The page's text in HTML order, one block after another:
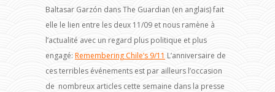
Baltasar Garzón dans The Guardian (en anglais) fait
elle le lien entre les deux 11/09 et nous ramène à
l’actualité avec un regard plus politique et plus
engagé: Remembering Chile’s 9/11 L’anniversaire de
ces terribles événements est par ailleurs l’occasion
de nombreux articles cette semaine dans la presse